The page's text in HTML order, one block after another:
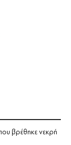
βρέθηκε νεκρή